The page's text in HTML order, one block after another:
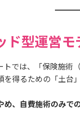
ド型運営モ
では、「保険施術
得るための「土台
め、自費施術のみで